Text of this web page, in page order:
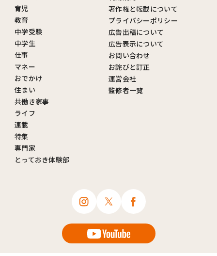
育児
教育
中学受験
中学生
仕事
マネー
おでかけ
住まい
共働き家事
ライフ
連載
特集
専門家
とっておき体験部
著作権と転載について
プライバシーポリシー
広告出稿について
広告表示について
お問い合わせ
お詫びと訂正
運営会社
監修者一覧